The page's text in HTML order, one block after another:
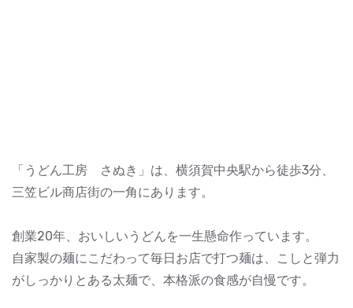
「うどん工房 さぬき」は、横須賀中央駅から徒歩3分、
三笠ビル商店街の一角にあります。
創業20年、おいしいうどんを一生懸命作っています。
自家製の麺にこだわって毎日お店で打つ麺は、こしと弾力
がしっかりとある太麺で、本格派の食感が自慢です。